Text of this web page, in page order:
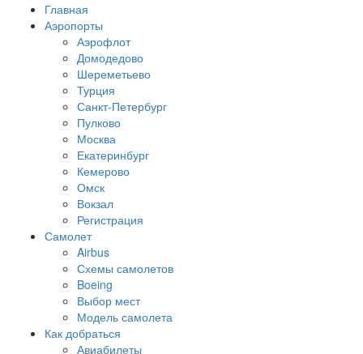
Главная
Аэропорты
Аэрофлот
Домодедово
Шереметьево
Турция
Санкт-Петербург
Пулково
Москва
Екатеринбург
Кемерово
Омск
Вокзал
Регистрация
Самолет
Airbus
Схемы самолетов
Boeing
Выбор мест
Модель самолета
Как добраться
Авиабилеты